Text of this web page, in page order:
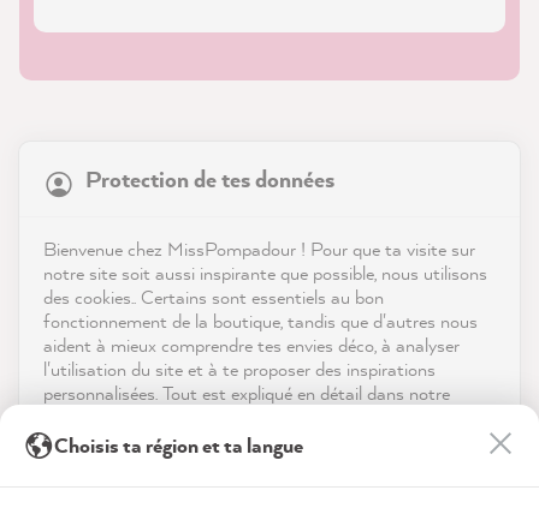
Boutique
Service
Contact
Télécharger l'appli
Les médias sociaux
Protection de tes données
Bienvenue chez MissPompadour ! Pour que ta visite sur
notre site soit aussi inspirante que possible, nous utilisons
des cookies.. Certains sont essentiels au bon
fonctionnement de la boutique, tandis que d'autres nous
aident à mieux comprendre tes envies déco, à analyser
l'utilisation du site et à te proposer des inspirations
personnalisées. Tout est expliqué en détail dans notre
En cliquant sur « Tout accepter », tu nous autorises à
peaufiner ton expérience avec nous. Pas d'inquiétude, tu
reviews-io
Client vérifié
Comme toujours, rapide, fiable et de haute
Choisis ta région et ta langue